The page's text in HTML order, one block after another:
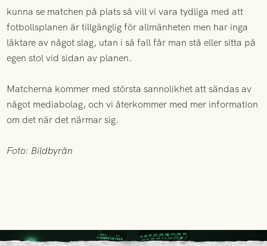
kunna se matchen på plats så vill vi vara tydliga med att
fotbollsplanen är tillgänglig för allmänheten men har inga
läktare av något slag, utan i så fall får man stå eller sitta på
egen stol vid sidan av planen.
Matcherna kommer med största sannolikhet att sändas av
något mediabolag, och vi återkommer med mer information
om det när det närmar sig.
Foto: Bildbyrån